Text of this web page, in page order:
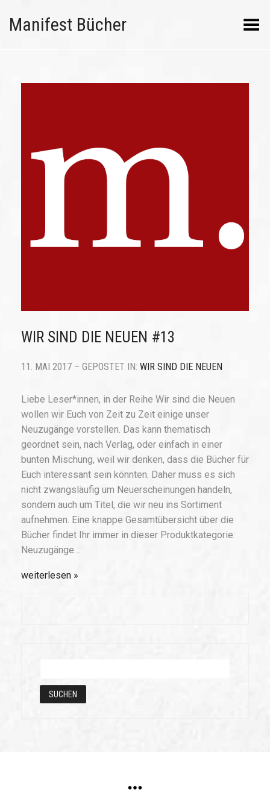
Manifest Bücher Menü umschalten
WIR SIND DIE NEUEN #13
11. MAI 2017 – GEPOSTET IN: WIR SIND DIE NEUEN
Liebe Leser*innen, in der Reihe Wir sind die Neuen
wollen wir Euch von Zeit zu Zeit einige unser
Neuzugänge vorstellen. Das kann thematisch
geordnet sein, nach Verlag, oder einfach in einer
bunten Mischung, weil wir denken, dass die Bücher für
Euch interessant sein könnten. Daher muss es sich
nicht zwangsläufig um Neuerscheinungen handeln,
sondern auch um Titel, die wir neu ins Sortiment
aufnehmen. Eine knappe Gesamtübersicht über die
Bücher findet Ihr immer in dieser Produktkategorie:
Neuzugänge…
weiterlesen